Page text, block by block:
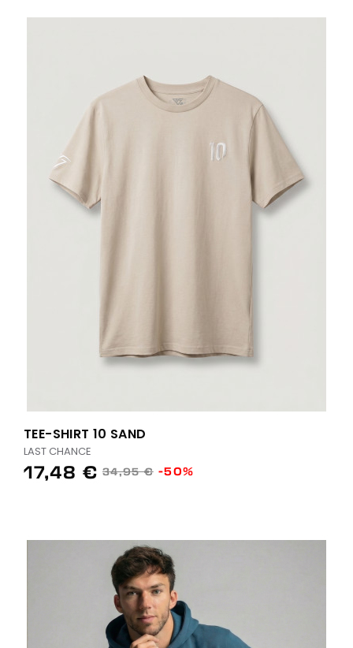
TEE-SHIRT 10 SAND
LAST CHANCE
17,48 € 34,95 € -50%